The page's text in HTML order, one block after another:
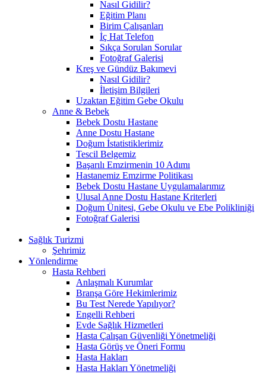
Nasıl Gidilir?
Eğitim Planı
Birim Çalışanları
İç Hat Telefon
Sıkça Sorulan Sorular
Fotoğraf Galerisi
Kreş ve Gündüz Bakımevi
Nasıl Gidilir?
İletişim Bilgileri
Uzaktan Eğitim Gebe Okulu
Anne & Bebek
Bebek Dostu Hastane
Anne Dostu Hastane
Doğum İstatistiklerimiz
Tescil Belgemiz
Başarılı Emzirmenin 10 Adımı
Hastanemiz Emzirme Politikası
Bebek Dostu Hastane Uygulamalarımız
Ulusal Anne Dostu Hastane Kriterleri
Doğum Ünitesi, Gebe Okulu ve Ebe Polikliniği
Fotoğraf Galerisi
Sağlık Turizmi
Şehrimiz
Yönlendirme
Hasta Rehberi
Anlaşmalı Kurumlar
Branşa Göre Hekimlerimiz
Bu Test Nerede Yapılıyor?
Engelli Rehberi
Evde Sağlık Hizmetleri
Hasta Çalışan Güvenliği Yönetmeliği
Hasta Görüş ve Öneri Formu
Hasta Hakları
Hasta Hakları Yönetmeliği